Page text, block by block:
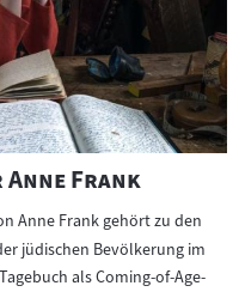
Anne Frank"
Anne Frank gehört zu den
jüdischen Bevölkerung im
als Coming-of-Age-